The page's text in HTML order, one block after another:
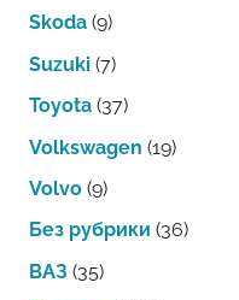
Skoda (9)
Suzuki (7)
Toyota (37)
Volkswagen (19)
Volvo (9)
Без рубрики (36)
ВАЗ (35)